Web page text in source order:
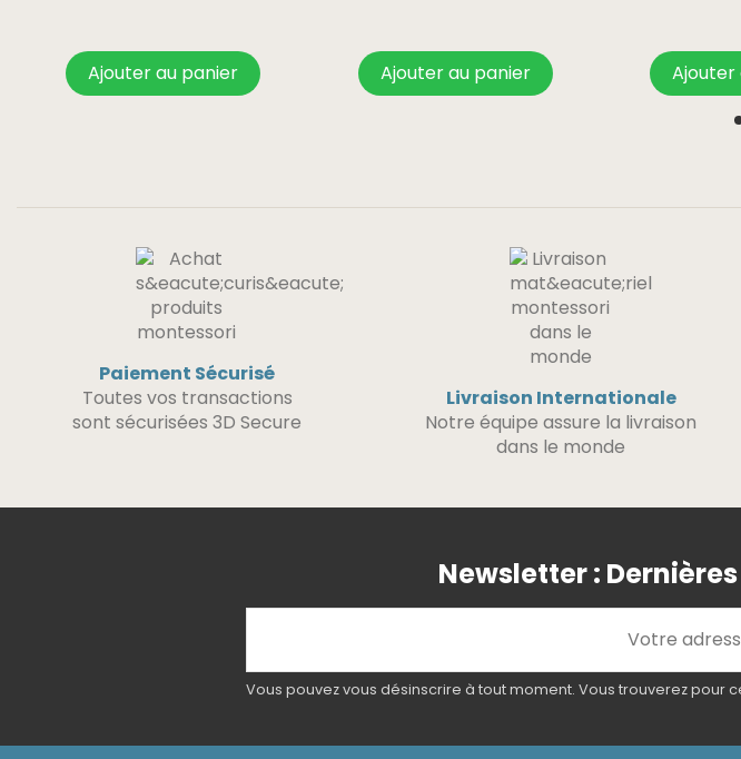
Ajouter au panier Ajouter au panier Ajouter
Paiement Sécurisé
Toutes vos transactions
sont sécurisées 3D Secure
Livraison Internationale
Notre équipe assure la livraison
dans le monde
Newsletter :
Vous pouvez vous désinscrire à tout moment. Vous trouverez